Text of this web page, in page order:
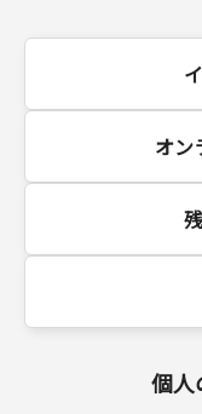
オン
個人